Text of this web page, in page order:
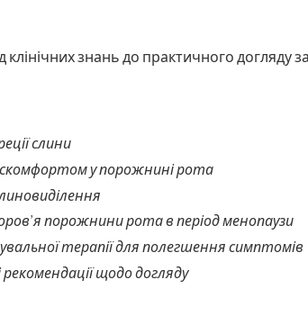
знань до практичного догляду
слини
у порожнині рота
порожнини рота в період менопаузи
терапії для полегшення симптомів
щодо догляду